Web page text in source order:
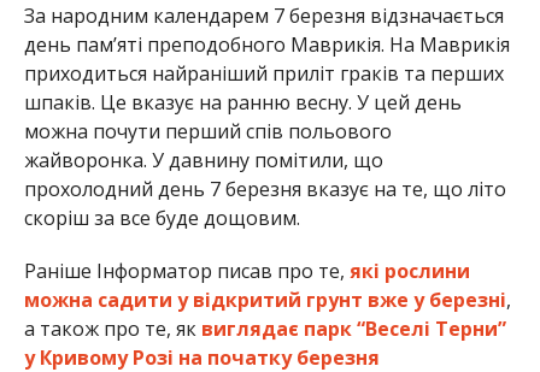
За народним календарем 7 березня відзначається
день пам’яті преподобного Маврикія. На Маврикія
приходиться найраніший приліт граків та перших
шпаків. Це вказує на ранню весну. У цей день
можна почути перший спів польового
жайворонка. У давнину помітили, що
прохолодний день 7 березня вказує на те, що літо
скоріш за все буде дощовим.
Раніше Інформатор писав про те, які рослини
можна садити у відкритий грунт вже у березні,
а також про те, яквиглядає парк “Веселі Терни”
у Кривому Розі на початку березня